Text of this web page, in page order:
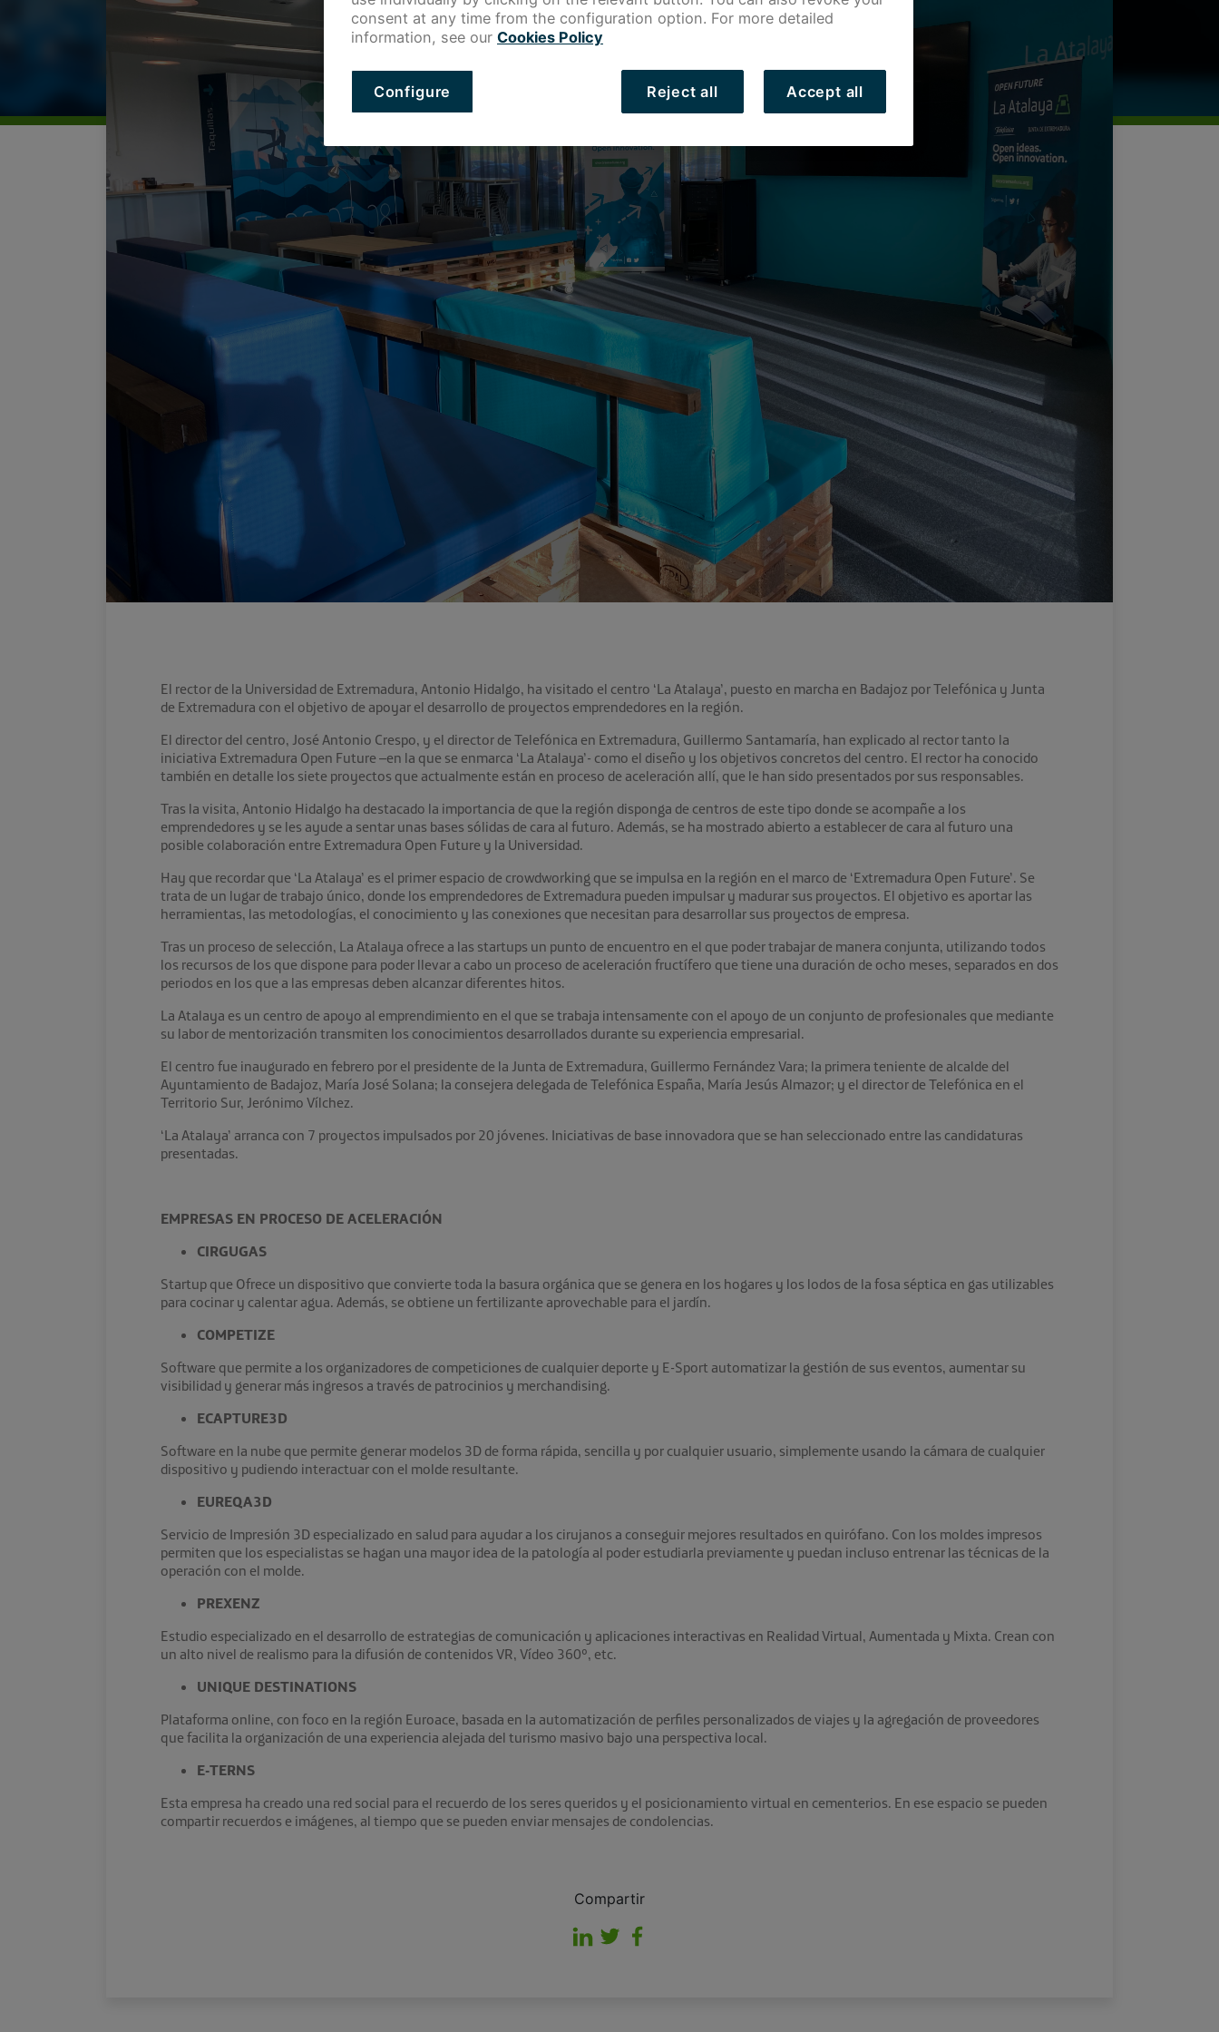
El rector de la Universidad de Extremadura, Antonio Hidalgo, ha visitado el centro ‘La Atalaya’, puesto en marcha en Badajoz por Telefónica y Junta
de Extremadura con el objetivo de apoyar el desarrollo de proyectos emprendedores en la región.
El director del centro, José Antonio Crespo, y el director de Telefónica en Extremadura, Guillermo Santamaría, han explicado al rector tanto la
iniciativa Extremadura Open Future –en la que se enmarca ‘La Atalaya’- como el diseño y los objetivos concretos del centro. El rector ha conocido
también en detalle los siete proyectos que actualmente están en proceso de aceleración allí, que le han sido presentados por sus responsables.
Tras la visita, Antonio Hidalgo ha destacado la importancia de que la región disponga de centros de este tipo donde se acompañe a los
emprendedores y se les ayude a sentar unas bases sólidas de cara al futuro. Además, se ha mostrado abierto a establecer de cara al futuro una
posible colaboración entre Extremadura Open Future y la Universidad.
Hay que recordar que ‘La Atalaya’ es el primer espacio de crowdworking que se impulsa en la región en el marco de ‘Extremadura Open Future’. Se
trata de un lugar de trabajo único, donde los emprendedores de Extremadura pueden impulsar y madurar sus proyectos. El objetivo es aportar las
herramientas, las metodologías, el conocimiento y las conexiones que necesitan para desarrollar sus proyectos de empresa.
Tras un proceso de selección, La Atalaya ofrece a las startups un punto de encuentro en el que poder trabajar de manera conjunta, utilizando todos
los recursos de los que dispone para poder llevar a cabo un proceso de aceleración fructífero que tiene una duración de ocho meses, separados en dos
periodos en los que a las empresas deben alcanzar diferentes hitos.
La Atalaya es un centro de apoyo al emprendimiento en el que se trabaja intensamente con el apoyo de un conjunto de profesionales que mediante
su labor de mentorización transmiten los conocimientos desarrollados durante su experiencia empresarial.
El centro fue inaugurado en febrero por el presidente de la Junta de Extremadura, Guillermo Fernández Vara; la primera teniente de alcalde del
Ayuntamiento de Badajoz, María José Solana; la consejera delegada de Telefónica España, María Jesús Almazor; y el director de Telefónica en el
Territorio Sur, Jerónimo Vílchez.
‘La Atalaya’ arranca con 7 proyectos impulsados por 20 jóvenes. Iniciativas de base innovadora que se han seleccionado entre las candidaturas
presentadas.
EMPRESAS EN PROCESO DE ACELERACIÓN
CIRGUGAS
Startup que Ofrece un dispositivo que convierte toda la basura orgánica que se genera en los hogares y los lodos de la fosa séptica en gas utilizables
para cocinar y calentar agua. Además, se obtiene un fertilizante aprovechable para el jardín.
COMPETIZE
Software que permite a los organizadores de competiciones de cualquier deporte y E-Sport automatizar la gestión de sus eventos, aumentar su
visibilidad y generar más ingresos a través de patrocinios y merchandising.
ECAPTURE3D
Software en la nube que permite generar modelos 3D de forma rápida, sencilla y por cualquier usuario, simplemente usando la cámara de cualquier
dispositivo y pudiendo interactuar con el molde resultante.
EUREQA3D
Servicio de Impresión 3D especializado en salud para ayudar a los cirujanos a conseguir mejores resultados en quirófano. Con los moldes impresos
permiten que los especialistas se hagan una mayor idea de la patología al poder estudiarla previamente y puedan incluso entrenar las técnicas de la
operación con el molde.
PREXENZ
Estudio especializado en el desarrollo de estrategias de comunicación y aplicaciones interactivas en Realidad Virtual, Aumentada y Mixta. Crean con
un alto nivel de realismo para la difusión de contenidos VR, Vídeo 360º, etc.
UNIQUE DESTINATIONS
Plataforma online, con foco en la región Euroace, basada en la automatización de perfiles personalizados de viajes y la agregación de proveedores
que facilita la organización de una experiencia alejada del turismo masivo bajo una perspectiva local.
E-TERNS
Esta empresa ha creado una red social para el recuerdo de los seres queridos y el posicionamiento virtual en cementerios. En ese espacio se pueden
compartir recuerdos e imágenes, al tiempo que se pueden enviar mensajes de condolencias.
Compartir
consent at any time from the configuration option. For more detailed
information, see our Cookies Policy
Reject all Accept all
Configure